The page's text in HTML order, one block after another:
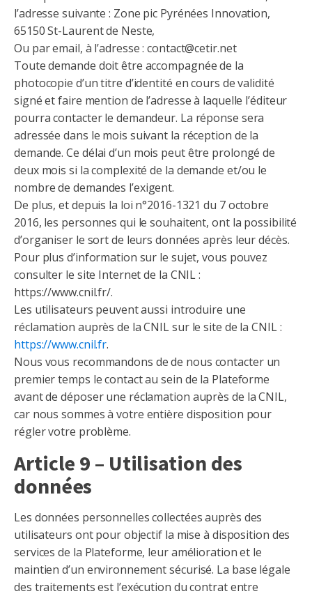
l’adresse suivante : Zone pic Pyrénées Innovation,
65150 St-Laurent de Neste,
Ou par email, à l’adresse : contact@cetir.net
Toute demande doit être accompagnée de la
photocopie d’un titre d’identité en cours de validité
signé et faire mention de l’adresse à laquelle l’éditeur
pourra contacter le demandeur. La réponse sera
adressée dans le mois suivant la réception de la
demande. Ce délai d’un mois peut être prolongé de
deux mois si la complexité de la demande et/ou le
nombre de demandes l’exigent.
De plus, et depuis la loi n°2016-1321 du 7 octobre
2016, les personnes qui le souhaitent, ont la possibilité
d’organiser le sort de leurs données après leur décès.
Pour plus d’information sur le sujet, vous pouvez
consulter le site Internet de la CNIL :
https://www.cnil.fr/.
Les utilisateurs peuvent aussi introduire une
réclamation auprès de la CNIL sur le site de la CNIL :
https://www.cnil.fr.
Nous vous recommandons de de nous contacter un
premier temps le contact au sein de la Plateforme
avant de déposer une réclamation auprès de la CNIL,
car nous sommes à votre entière disposition pour
régler votre problème.
Article 9 – Utilisation des
données
Les données personnelles collectées auprès des
utilisateurs ont pour objectif la mise à disposition des
services de la Plateforme, leur amélioration et le
maintien d’un environnement sécurisé. La base légale
des traitements est l’exécution du contrat entre